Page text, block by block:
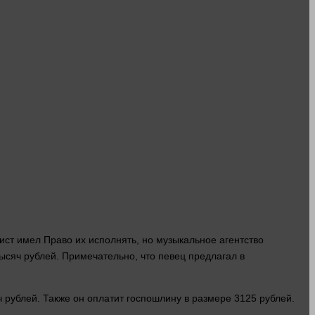
имел Право их исполнять, но музыкальное агентство
рублей . Примечательно, что певец предлагал в
рублей . Также он оплатит госпошлину в размере 3125 рублей